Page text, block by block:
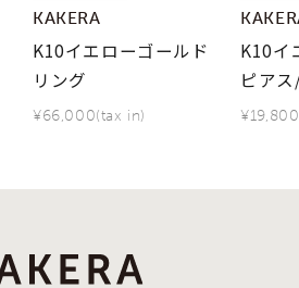
KAKERA
K10イエローゴールド
リング
¥66,000(tax in)
K10イ
ピア